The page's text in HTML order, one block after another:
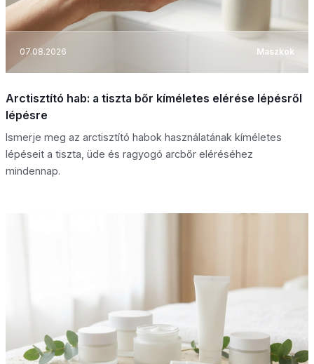
07.08.2026 Maszkok
Arctisztító hab: a tiszta bőr kíméletes elérése lépésről
lépésre
Ismerje meg az arctisztító habok használatának kíméletes
lépéseit a tiszta, üde és ragyogó arcbőr eléréséhez
mindennap.